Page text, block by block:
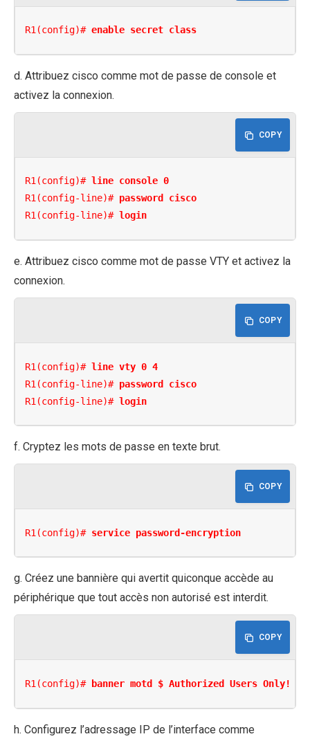
R1(config)# enable secret class
d. Attribuez cisco comme mot de passe de console et
activez la connexion.
COPY
R1(config)# line console 0
R1(config-line)# password cisco
R1(config-line)# login
e. Attribuez cisco comme mot de passe VTY et activez la
connexion.
COPY
R1(config)# line vty 0 4
R1(config-line)# password cisco
R1(config-line)# login
f. Cryptez les mots de passe en texte brut.
COPY
R1(config)# service password-encryption
g. Créez une bannière qui avertit quiconque accède au
périphérique que tout accès non autorisé est interdit.
COPY
R1(config)# banner motd $ Authorized Users Only! $
h. Configurez l’adressage IP de l’interface comme